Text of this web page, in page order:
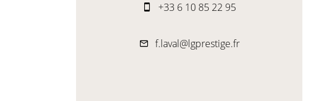
+33 6 10 85 22 95
f.laval@lgprestige.fr